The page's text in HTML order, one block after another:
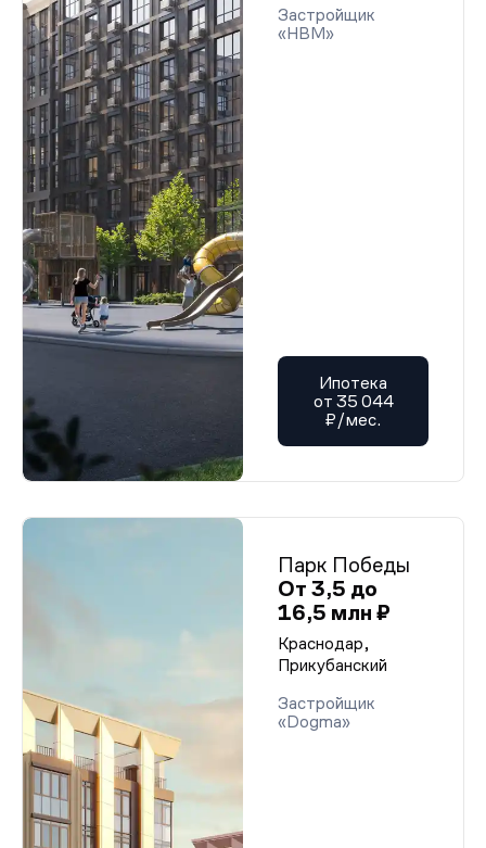
Застройщик
«НВМ»
Ипотека
от 35 044
₽/мес.
Парк Победы
От 3,5 до
16,5 млн ₽
Краснодар,
Прикубанский
Застройщик
«Dogma»